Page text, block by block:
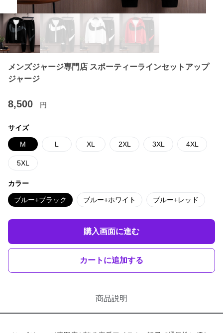
メンズジャージ専門店 スポーティーラインセットアップ
ジャージ
8,500 円
サイズ
M L XL 2XL 3XL 4XL
5XL
カラー
ブルー+ブラック ブルー+ホワイト ブルー+レッド
購入画面に進む
カートに追加する
商品説明